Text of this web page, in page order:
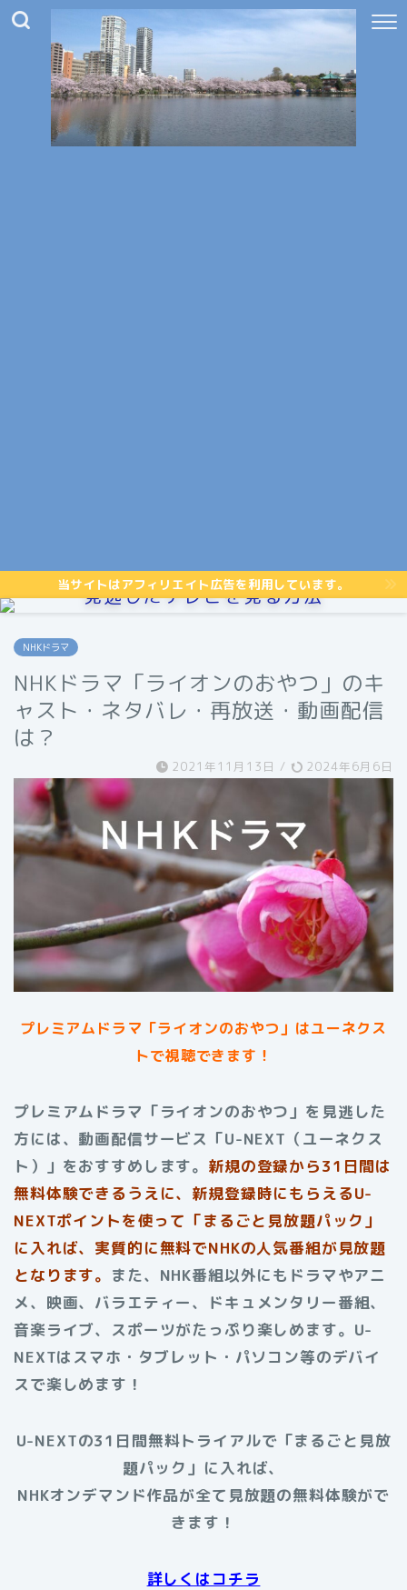
当サイトはアフィリエイト広告を利用しています。
見逃したテレビを見る方法
NHKドラマ
NHKドラマ「ライオンのおやつ」のキ
ャスト・ネタバレ・再放送・動画配信
は？
2021年11月13日 / 2024年6月6日
プレミアムドラマ「ライオンのおやつ」はユーネクス
トで視聴できます！
プレミアムドラマ「ライオンのおやつ」を見逃した
方には、動画配信サービス「U-NEXT（ユーネクス
ト）」をおすすめします。 新規の登録から31日間は
無料体験できるうえに、新規登録時にもらえるU-
NEXTポイントを使って「まるごと見放題パック」
に入れば、実質的に無料でNHKの人気番組が見放題
となります。 また、NHK番組以外にもドラマやアニ
メ、映画、バラエティー、ドキュメンタリー番組、
音楽ライブ、スポーツがたっぷり楽しめます。U-
NEXTはスマホ・タブレット・パソコン等のデバイ
スで楽しめます！
U-NEXTの31日間無料トライアルで「まるごと見放
題パック」に入れば、
NHKオンデマンド作品が全て見放題の無料体験がで
きます！
詳しくはコチラ